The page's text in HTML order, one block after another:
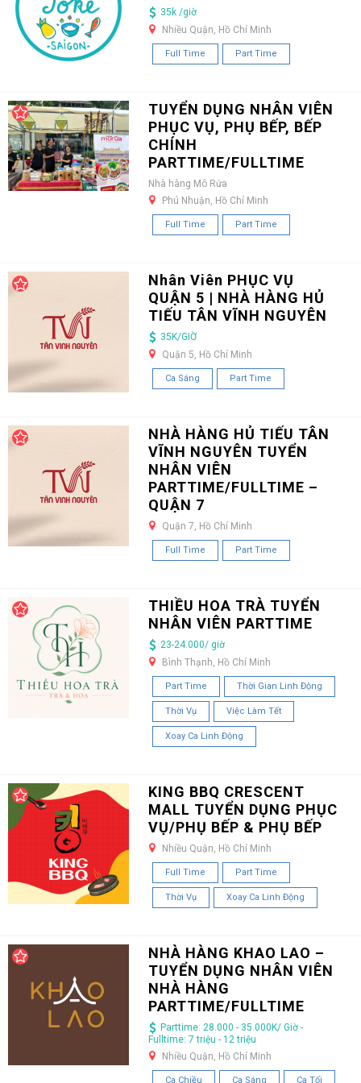
35k /giờ
Nhiều Quận, Hồ Chí Minh
Full Time Part Time
TUYỂN DỤNG NHÂN VIÊN
PHỤC VỤ, PHỤ BẾP, BẾP
CHÍNH
PARTTIME/FULLTIME
Nhà hàng Mô Rứa
Phú Nhuận, Hồ Chí Minh
Full Time Part Time
Nhân Viên PHỤC VỤ
QUẬN 5 | NHÀ HÀNG HỦ
TIẾU TÂN VĨNH NGUYÊN
35K/GIỜ
Quận 5, Hồ Chí Minh
Ca Sáng Part Time
NHÀ HÀNG HỦ TIẾU TÂN
VĨNH NGUYÊN TUYỂN
NHÂN VIÊN
PARTTIME/FULLTIME –
QUẬN 7
Quận 7, Hồ Chí Minh
Full Time Part Time
THIỀU HOA TRÀ TUYỂN
NHÂN VIÊN PARTTIME
23-24.000/ giờ
Bình Thạnh, Hồ Chí Minh
Part Time Thời Gian Linh Động
Thời Vụ Việc Làm Tết
Xoay Ca Linh Động
KING BBQ CRESCENT
MALL TUYỂN DỤNG PHỤC
VỤ/PHỤ BẾP & PHỤ BẾP
Nhiều Quận, Hồ Chí Minh
Full Time Part Time
Thời Vụ Xoay Ca Linh Động
NHÀ HÀNG KHAO LAO –
TUYỂN DỤNG NHÂN VIÊN
NHÀ HÀNG
PARTTIME/FULLTIME
Parttime: 28.000 - 35.000K/ Giờ -
Fulltime: 7 triệu - 12 triệu
Nhiều Quận, Hồ Chí Minh
Ca Chiều Ca Sáng Ca Tối